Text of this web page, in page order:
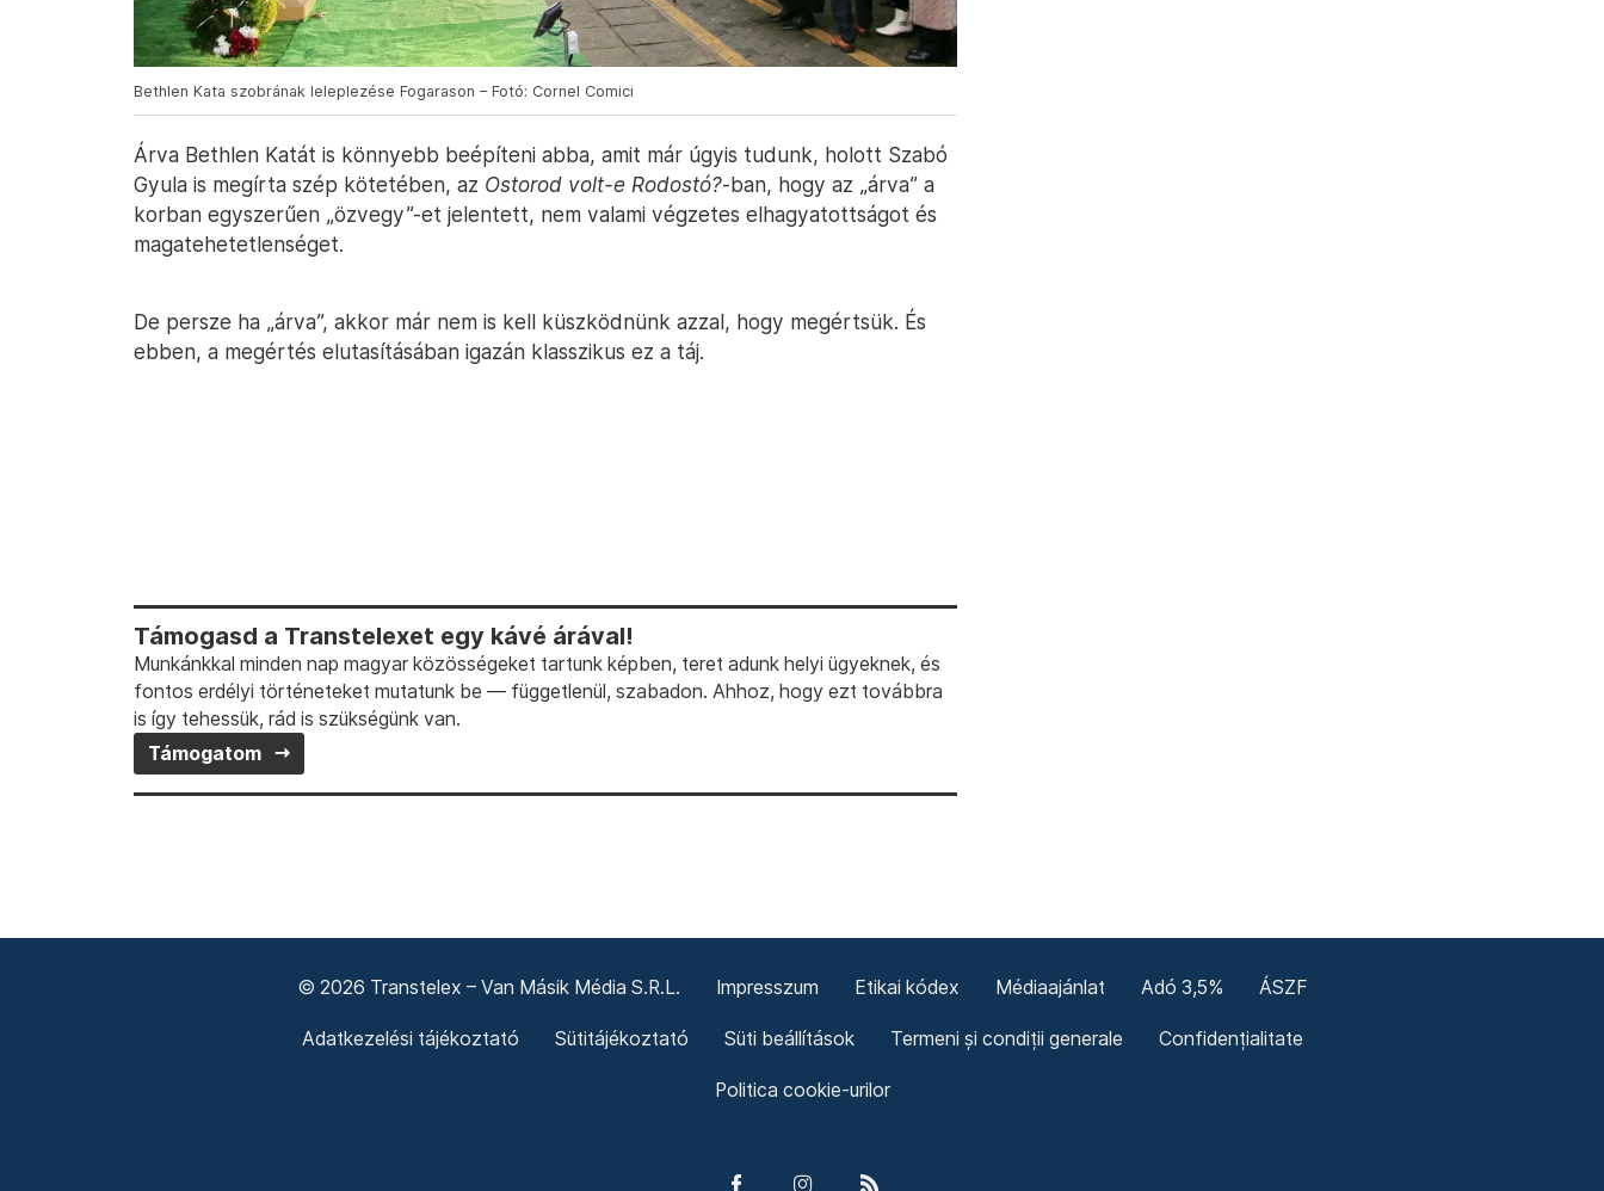
Bethlen Kata szobrának leleplezése Fogarason – Fotó: Cornel Comici
Árva Bethlen Katát is könnyebb beépíteni abba, amit már úgyis tudunk, holott Szabó
Gyula is megírta szép kötetében, az Ostorod volt-e Rodostó?-ban, hogy az „árva” a
korban egyszerűen „özvegy”-et jelentett, nem valami végzetes elhagyatottságot és
magatehetetlenséget.
De persze ha „árva”, akkor már nem is kell küszködnünk azzal, hogy megértsük. És
ebben, a megértés elutasításában igazán klasszikus ez a táj.
Támogasd a Transtelexet egy kávé árával!
Munkánkkal minden nap magyar közösségeket tartunk képben, teret adunk helyi ügyeknek, és
fontos erdélyi történeteket mutatunk be — függetlenül, szabadon. Ahhoz, hogy ezt továbbra
is így tehessük, rád is szükségünk van.
Támogatom
© 2026 Transtelex – Van Másik Média S.R.L. Impresszum Etikai kódex Médiaajánlat Adó 3,5% ÁSZF
Adatkezelési tájékoztató Sütitájékoztató Süti beállítások Termeni și condiții generale Confidențialitate
Politica cookie-urilor